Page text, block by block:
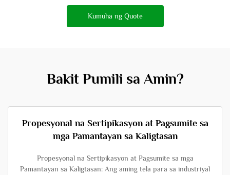
Kumuha ng Quote
Bakit Pumili sa Amin?
Propesyonal na Sertipikasyon at Pagsumite sa
mga Pamantayan sa Kaligtasan
Propesyonal na Sertipikasyon at Pagsumite sa mga
Pamantayan sa Kaligtasan: Ang aming tela para sa industriyal